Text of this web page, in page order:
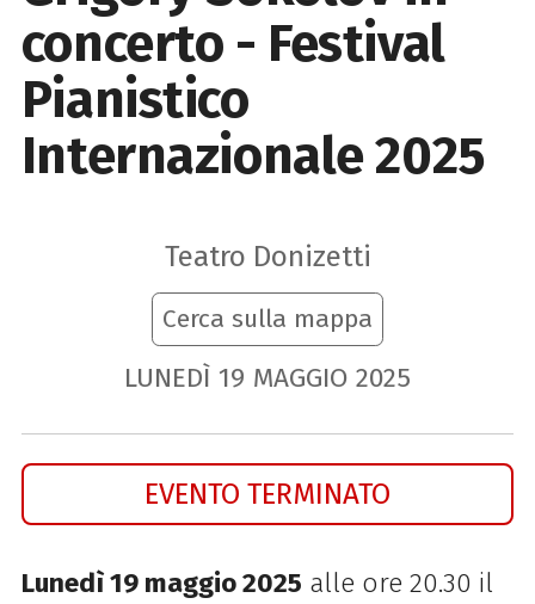
concerto - Festival
Pianistico
Internazionale 2025
Teatro Donizetti
Cerca sulla mappa
LUNEDÌ 19 MAGGIO 2025
EVENTO TERMINATO
Lunedì 19 maggio 2025 alle ore 20.30 il